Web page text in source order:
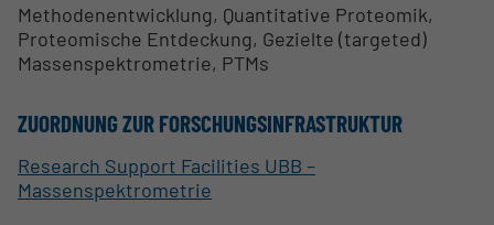
Methodenentwicklung, Quantitative Proteomik,
Proteomische Entdeckung, Gezielte (targeted)
Massenspektrometrie, PTMs
ZUORDNUNG ZUR FORSCHUNGSINFRASTRUKTUR
Research Support Facilities UBB –
Massenspektrometrie